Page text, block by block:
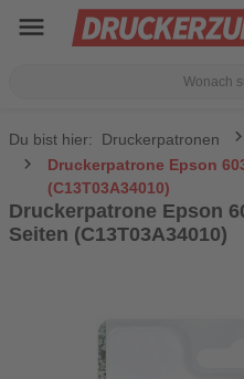
menu
Du bist hier: Druckerpatronen
Druckerpatrone Epson
(C13T03A34010)
Druckerpatrone Epson
Seiten (C13T03A34010)